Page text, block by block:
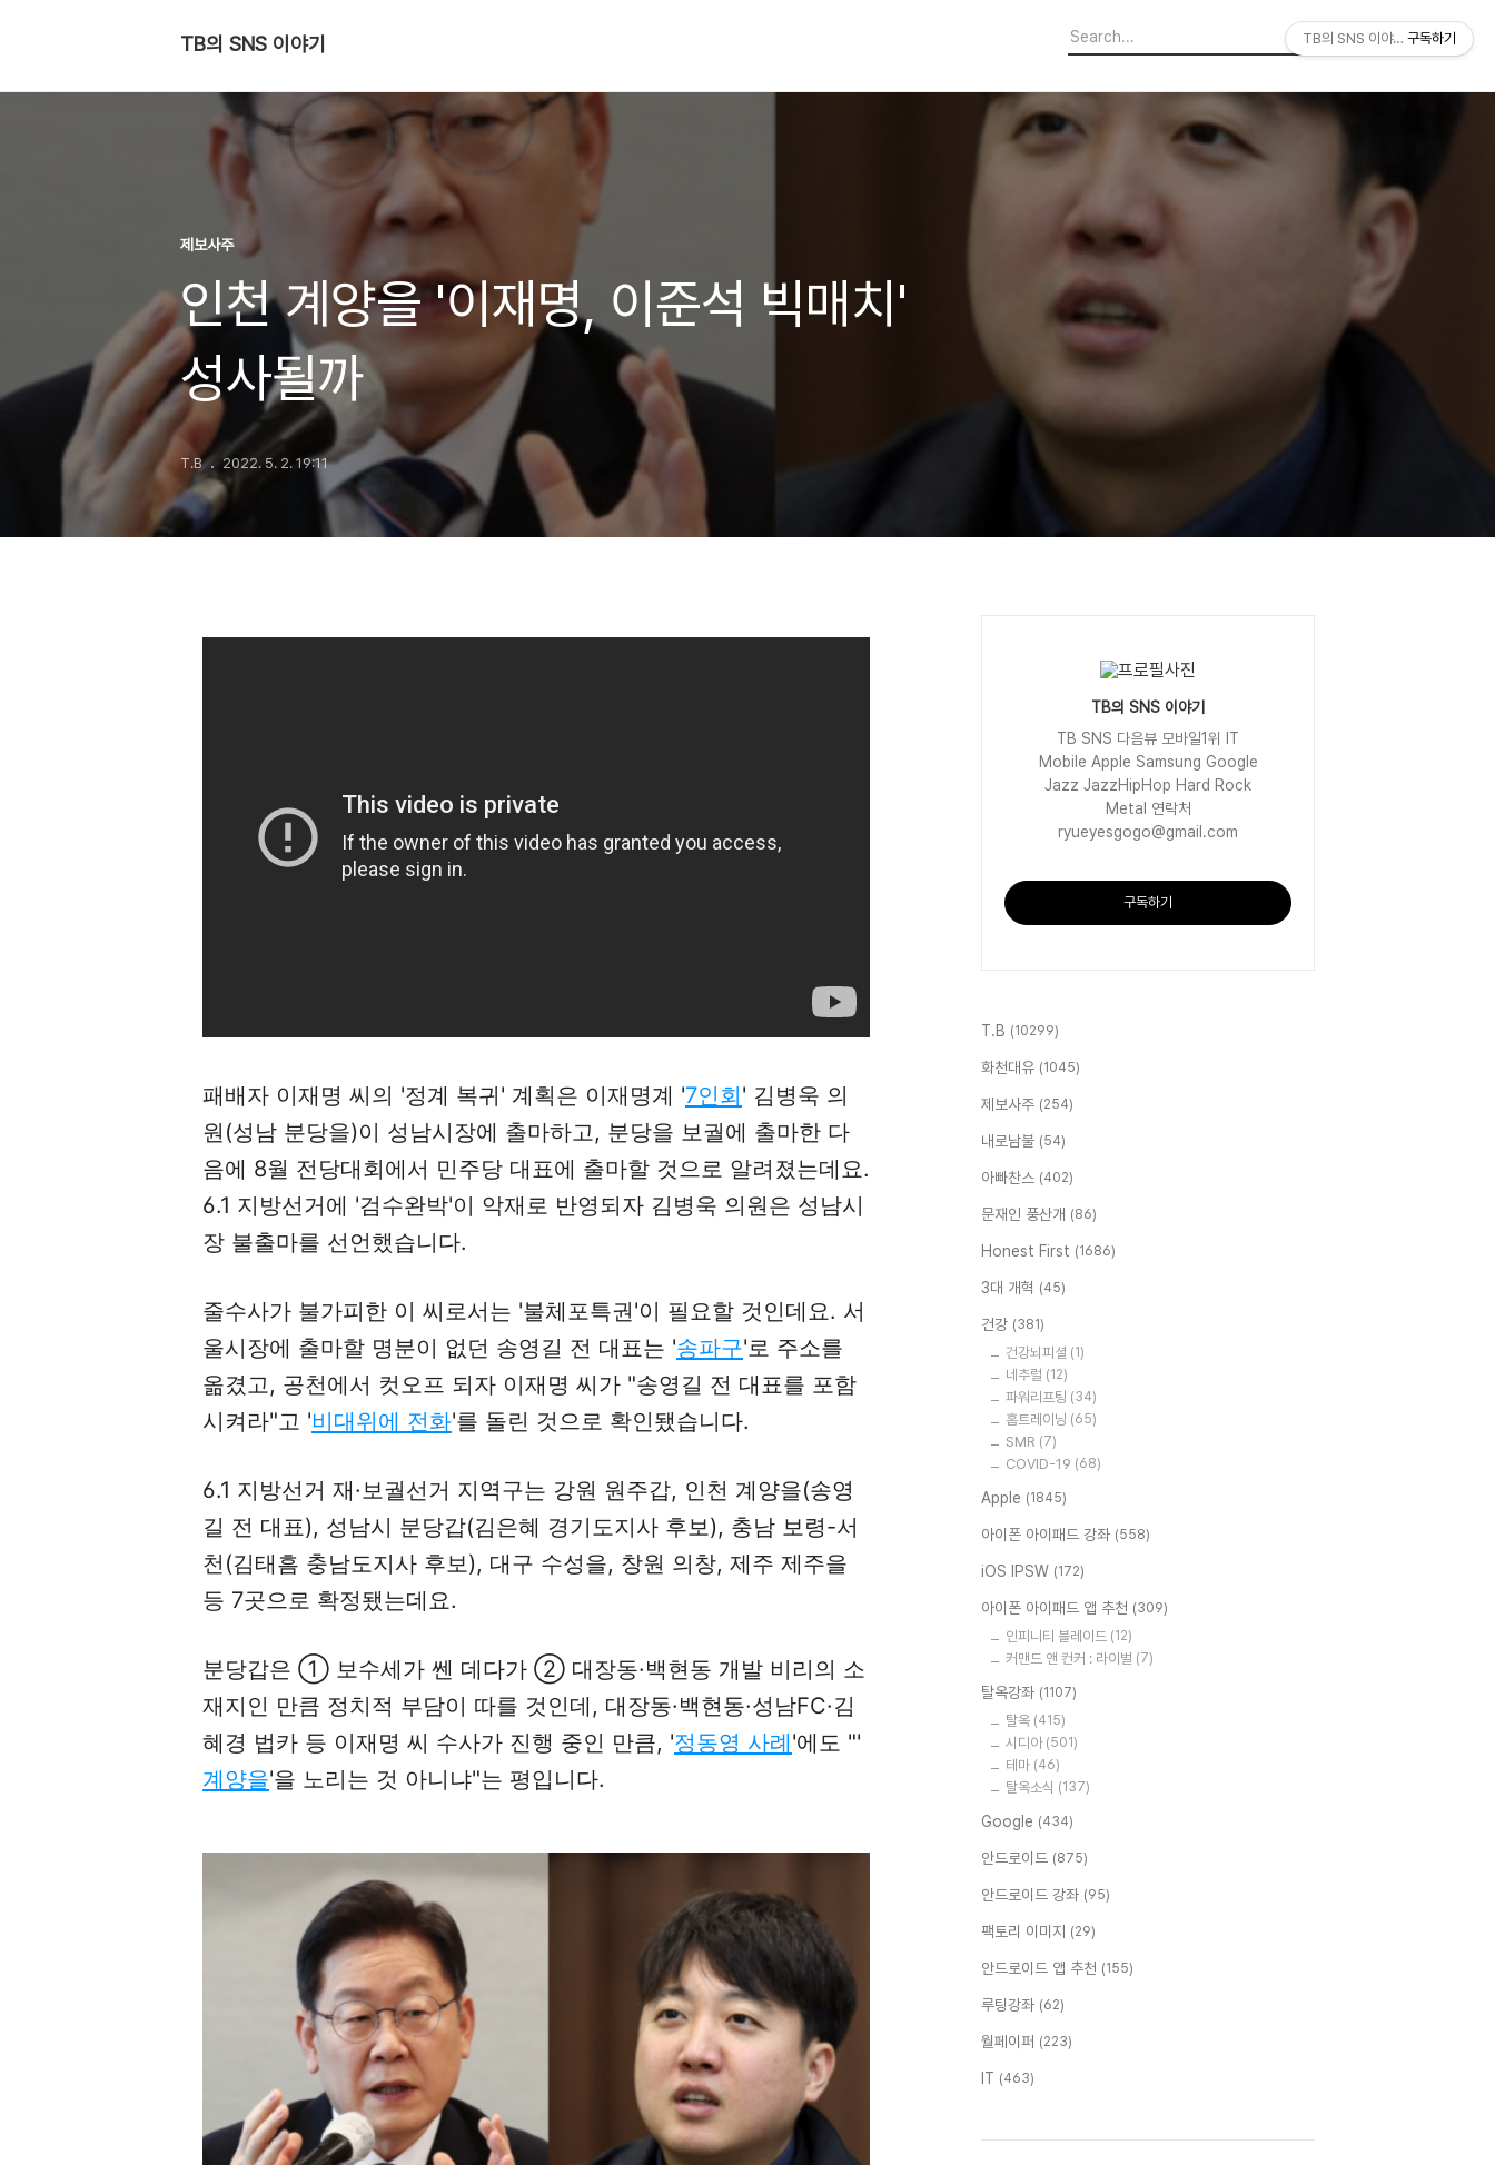
TB의 SNS 이야기
제보사주
인천 계양을 '이재명, 이준석 빅매치'
성사될까
T.B 2022. 5. 2. 19:11
패배자 이재명 씨의 '정계 복귀' 계획은 이재명계 '7인회' 김병욱 의
원(성남 분당을)이 성남시장에 출마하고, 분당을 보궐에 출마한 다
음에 8월 전당대회에서 민주당 대표에 출마할 것으로 알려졌는데요.
6.1 지방선거에 '검수완박'이 악재로 반영되자 김병욱 의원은 성남시
장 불출마를 선언했습니다.
줄수사가 불가피한 이 씨로서는 '불체포특권'이 필요할 것인데요. 서
울시장에 출마할 명분이 없던 송영길 전 대표는 '송파구'로 주소를
옮겼고, 공천에서 컷오프 되자 이재명 씨가 "송영길 전 대표를 포함
시켜라"고 '비대위에 전화'를 돌린 것으로 확인됐습니다.
6.1 지방선거 재·보궐선거 지역구는 강원 원주갑, 인천 계양을(송영
길 전 대표), 성남시 분당갑(김은혜 경기도지사 후보), 충남 보령-서
천(김태흠 충남도지사 후보), 대구 수성을, 창원 의창, 제주 제주을
등 7곳으로 확정됐는데요.
분당갑은 ① 보수세가 쎈 데다가 ② 대장동·백현동 개발 비리의 소
재지인 만큼 정치적 부담이 따를 것인데, 대장동·백현동·성남FC·김
혜경 법카 등 이재명 씨 수사가 진행 중인 만큼, '정동영 사례'에도 "'
계양을'을 노리는 것 아니냐"는 평입니다.
TB의 SNS 이야기
TB SNS 다음뷰 모바일1위 IT
Mobile Apple Samsung Google
Jazz JazzHipHop Hard Rock
Metal 연락처
ryueyesgogo@gmail.com
구독하기
T.B (10299)
화천대유 (1045)
제보사주 (254)
내로남불 (54)
아빠찬스 (402)
문재인 풍산개 (86)
Honest First (1686)
3대 개혁 (45)
건강 (381)
건강뇌피셜 (1)
네추럴 (12)
파워리프팅 (34)
홈트레이닝 (65)
SMR (7)
COVID-19 (68)
Apple (1845)
아이폰 아이패드 강좌 (558)
iOS IPSW (172)
아이폰 아이패드 앱 추천 (309)
인피니티 블레이드 (12)
커맨드 앤 컨커 : 라이벌 (7)
탈옥강좌 (1107)
탈옥 (415)
시디아 (501)
테마 (46)
탈옥소식 (137)
Google (434)
안드로이드 (875)
안드로이드 강좌 (95)
팩토리 이미지 (29)
안드로이드 앱 추천 (155)
루팅강좌 (62)
월페이퍼 (223)
IT (463)
TB의 SNS 이야기 구독하기